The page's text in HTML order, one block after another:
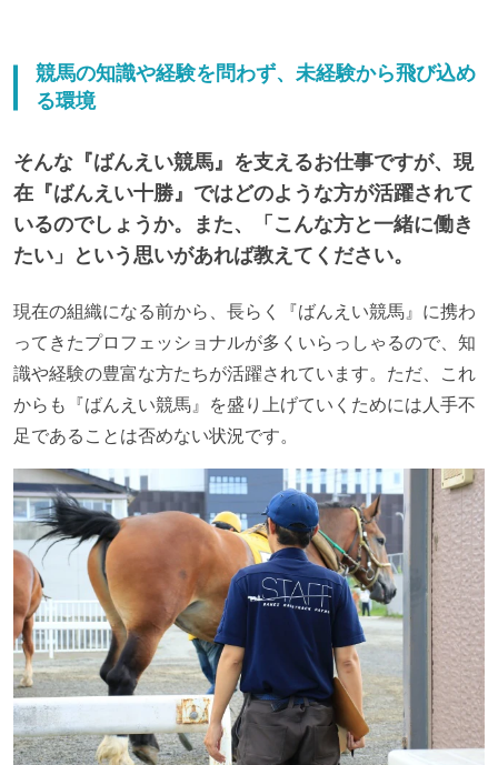
競馬の知識や経験を問わず、未経験から飛び込め
る環境
そんな『ばんえい競馬』を支えるお仕事ですが、現
在『ばんえい十勝』ではどのような方が活躍されて
いるのでしょうか。また、「こんな方と一緒に働き
たい」という思いがあれば教えてください。
現在の組織になる前から、長らく『ばんえい競馬』に携わ
ってきたプロフェッショナルが多くいらっしゃるので、知
識や経験の豊富な方たちが活躍されています。ただ、これ
からも『ばんえい競馬』を盛り上げていくためには人手不
足であることは否めない状況です。